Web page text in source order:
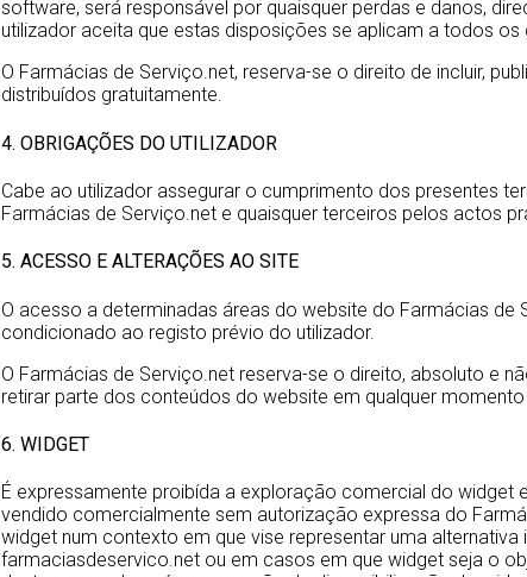
software, será responsável por quaisquer perdas e danos,
utilizador aceita que estas disposições se aplicam a todos
O Farmácias de Serviço.net, reserva-se o direito de incluir,
distribuídos gratuitamente.
4. OBRIGAÇÕES DO UTILIZADOR
Cabe ao utilizador assegurar o cumprimento dos presentes
Farmácias de Serviço.net e quaisquer terceiros pelos actos
5. ACESSO E ALTERAÇÕES AO SITE
O acesso a determinadas áreas do website do Farmácias de
condicionado ao registo prévio do utilizador.
O Farmácias de Serviço.net reserva-se o direito, absoluto e
retirar parte dos conteúdos do website em qualquer
6. WIDGET
É expressamente proibída a exploração comercial do
vendido comercialmente sem autorização expressa do
widget num contexto em que vise representar uma
farmaciasdeservico.net ou em casos em que widget seja o